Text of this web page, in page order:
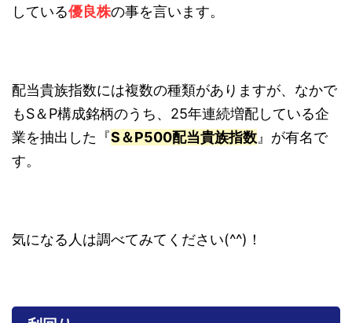
している優良株の事を言います。
配当貴族指数には複数の種類がありますが、なかで
もS＆P構成銘柄のうち、25年連続増配している企
業を抽出した『S＆P500配当貴族指数 』が有名で
す。
気になる人は調べてみてください(^^)！